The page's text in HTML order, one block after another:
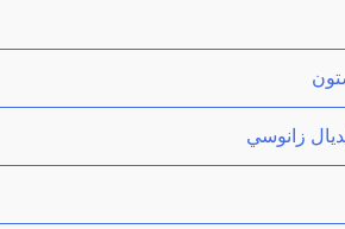
زانوسي